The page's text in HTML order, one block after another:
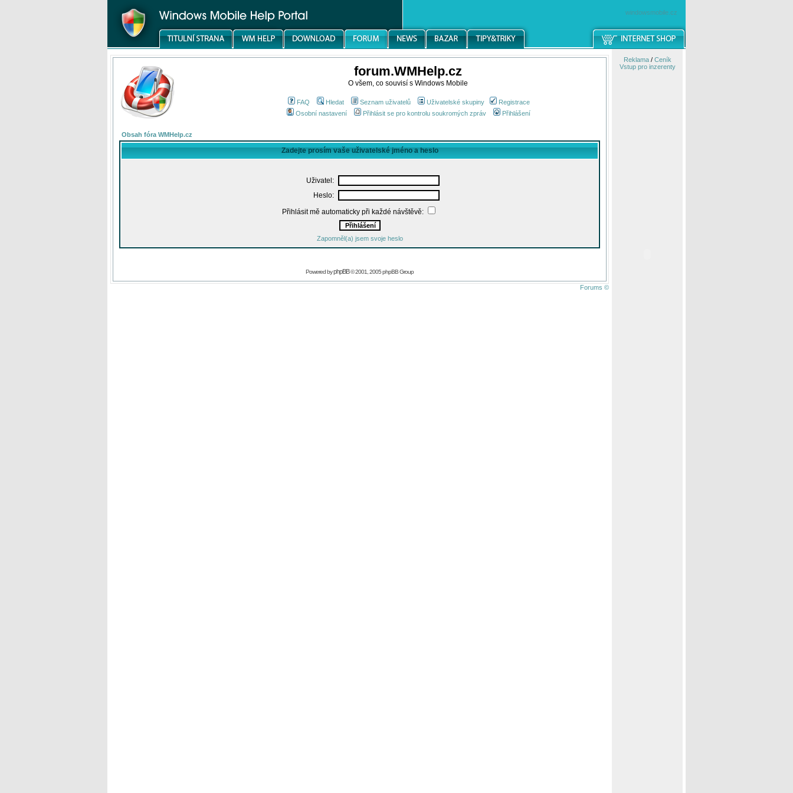
windowsmobile.cz
forum.WMHelp.cz
O všem, co souvisí s Windows Mobile
FAQ Hledat Seznam uživatelů Uživatelské skupiny
Registrace
Osobní nastavení
Přihlásit se pro kontrolu soukromých zpráv Přihlášení
Obsah fóra WMHelp.cz
Zadejte prosím vaše uživatelské jméno a heslo
Uživatel:
Heslo:
Přihlásit mě automaticky při každé návštěvě:
Zapomněl(a) jsem svoje heslo
Powered byphpBB© 2001, 2005 phpBB Group
Forums ©
Reklama/ Ceník
Vstup pro inzerenty